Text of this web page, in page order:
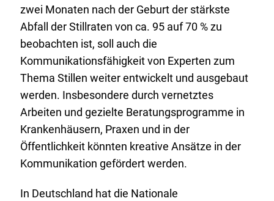
zwei Monaten nach der Geburt der stärkste
Abfall der Stillraten von ca. 95 auf 70 % zu
beobachten ist, soll auch die
Kommunikationsfähigkeit von Experten zum
Thema Stillen weiter entwickelt und ausgebaut
werden. Insbesondere durch vernetztes
Arbeiten und gezielte Beratungsprogramme in
Krankenhäusern, Praxen und in der
Öffentlichkeit könnten kreative Ansätze in der
Kommunikation gefördert werden.
In Deutschland hat die Nationale